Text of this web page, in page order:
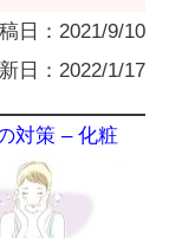
日：2021/9/10
日：2022/1/17
対策 – 化粧